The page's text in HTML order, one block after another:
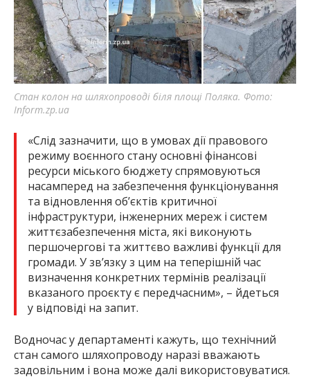
Стан колон на шляхопроводі біля площі Поляка. Фото:
Inform.zp.ua
«Слід зазначити, що в умовах дії правового
режиму воєнного стану основні фінансові
ресурси міського бюджету спрямовуються
насамперед на забезпечення функціонування
та відновлення об’єктів критичної
інфраструктури, інженерних мереж і систем
життєзабезпечення міста, які виконують
першочергові та життєво важливі функції для
громади. У зв’язку з цим на теперішній час
визначення конкретних термінів реалізації
вказаного проєкту є передчасним», – йдеться
у відповіді на запит.
Водночас у департаменті кажуть, що технічний
стан самого шляхопроводу наразі вважають
задовільним і вона може далі використовуватися.